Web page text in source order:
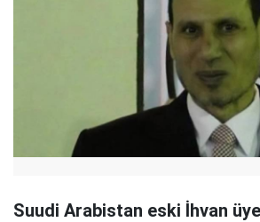
Suudi Arabistan eski İhvan